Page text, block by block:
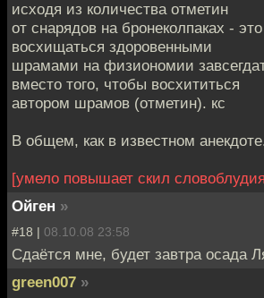
исходя из количества отметин
от снарядов на бронеколпаках -
восхищаться здоровенными
шрамами на физиономии
вместо того, чтобы восхититься
автором шрамов (отметин). кс
В общем, как в известном
[умело повышает скил
Ойген »
#18 | 08.10.08 23:58
Сдаётся мне, будет завтра осада
green007 »